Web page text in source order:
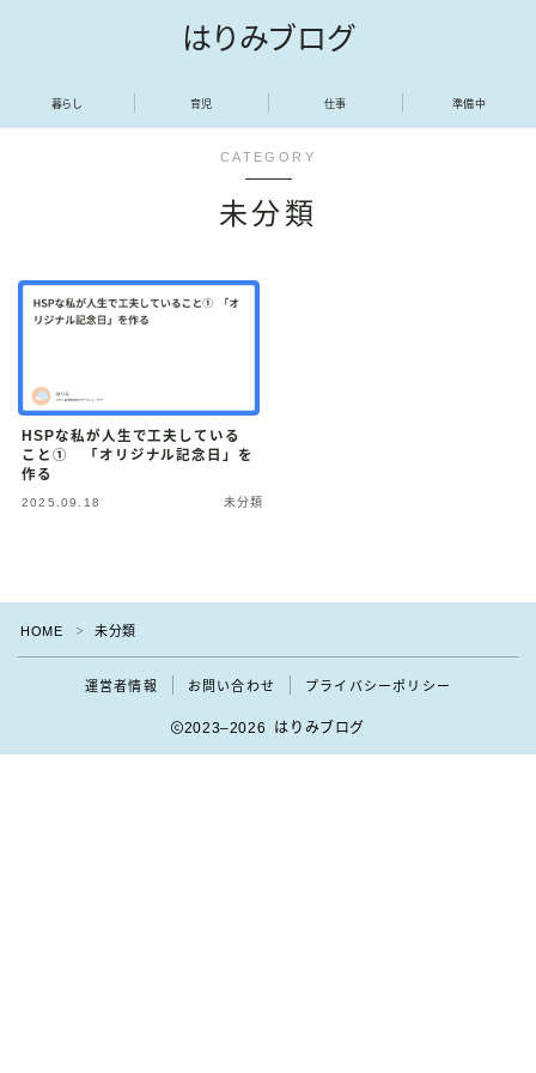
はりみブログ
暮らし 育児 仕事 準備中
CATEGORY
未分類
HSPな私が人生で工夫している
こと① 「オリジナル記念日」を
作る
2025.09.18 未分類
HOME ＞ 未分類
運営者情報 お問い合わせ プライバシーポリシー
2023–2026 はりみブログ